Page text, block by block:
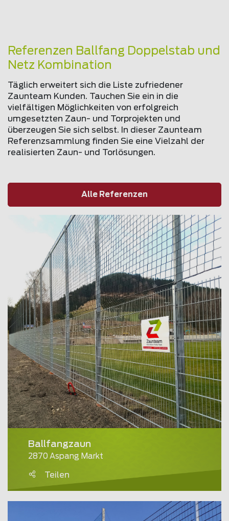
Referenzen Ballfang Doppelstab und
Netz Kombination
Täglich erweitert sich die Liste zufriedener
Zaunteam Kunden. Tauchen Sie ein in die
vielfältigen Möglichkeiten von erfolgreich
umgesetzten Zaun- und Torprojekten und
überzeugen Sie sich selbst. In dieser Zaunteam
Referenzsammlung finden Sie eine Vielzahl der
realisierten Zaun- und Torlösungen.
Alle Referenzen
Ballfangzaun
2870 Aspang Markt
Teilen